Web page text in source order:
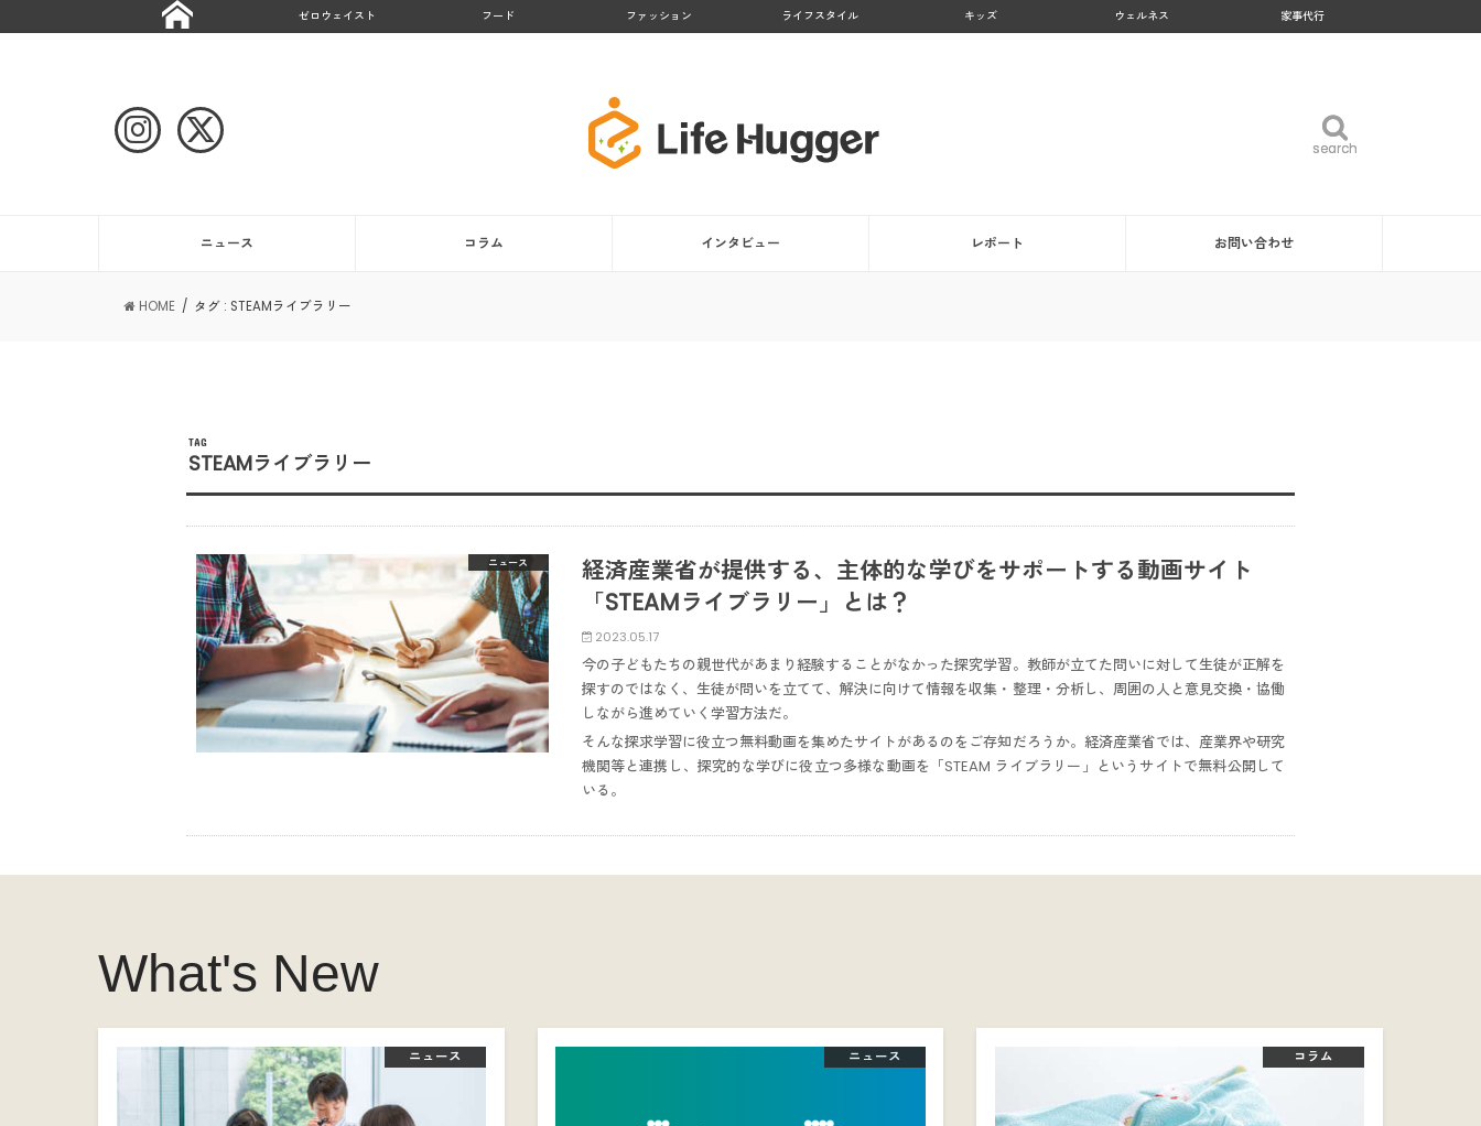
ゼロウェイスト フード ファッション ライフスタイル キッズ ウェルネス 家事代行
search
search
ニュース コラム インタビュー レポート お問い合わせ
HOME タグ : STEAMライブラリー
TAG
STEAMライブラリー
ニュース
経済産業省が提供する、主体的な学びをサポートする動画サイト
「STEAMライブラリー」とは？
2023.05.17
今の子どもたちの親世代があまり経験することがなかった探究学習。教師が立てた問いに対して生徒が正解を
探すのではなく、生徒が問いを立てて、解決に向けて情報を収集・整理・分析し、周囲の人と意見交換・協働
しながら進めていく学習方法だ。
そんな探求学習に役立つ無料動画を集めたサイトがあるのをご存知だろうか。経済産業省では、産業界や研究
機関等と連携し、探究的な学びに役立つ多様な動画を「STEAM ライブラリー」というサイトで無料公開して
いる。
What's New
ニュース ニュース コラム